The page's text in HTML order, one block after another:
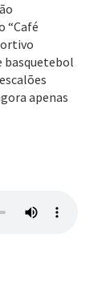
“Café
basquetebol
apenas